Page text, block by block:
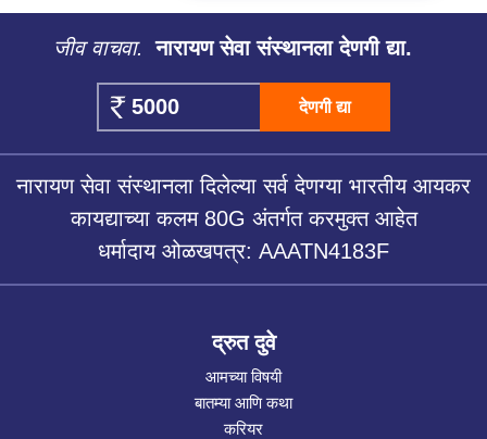
जीव वाचवा. नारायण सेवा संस्थानला देणगी द्या.
देणगी द्या
नारायण सेवा संस्थानला दिलेल्या सर्व देणग्या भारतीय आयकर
कायद्याच्या कलम 80G अंतर्गत करमुक्त आहेत
धर्मादाय ओळखपत्र: AAATN4183F
द्रुत दुवे
आमच्या विषयी
बातम्या आणि कथा
करियर